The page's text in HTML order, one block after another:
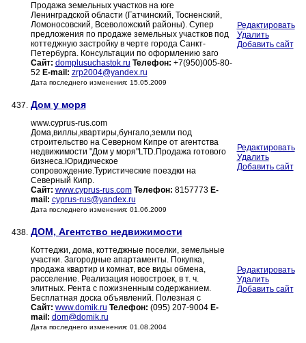
Продажа земельных участков на юге
Ленинградской области (Гатчинский, Тосненский,
Ломоносовский, Всеволожский районы). Супер
предложения по продаже земельных участков под
коттеджную застройку в черте города Санкт-
Петербурга. Консультации по оформлению заго
Сайт: domplusuchastok.ru Телефон: +7(950)005-80-
52 E-mail: zrp2004@yandex.ru
Дата последнего изменения: 15.05.2009
Редактировать
Удалить
Добавить сайт
437. Дом у моря
www.cyprus-rus.com
Дома,виллы,квартиры,бунгало,земли под
строительство на Северном Кипре от агентства
недвижимости "Дом у моря"LTD.Продажа готового
бизнеса.Юридическое
сопровождение.Туристические поездки на
Северный Кипр.
Сайт: www.cyprus-rus.com Телефон: 8157773 E-
mail: cyprus-rus@yandex.ru
Дата последнего изменения: 01.06.2009
Редактировать
Удалить
Добавить сайт
438. ДОМ, Агентство недвижимости
Коттеджи, дома, коттеджные поселки, земельные
участки. Загородные апартаменты. Покупка,
продажа квартир и комнат, все виды обмена,
расселение. Реализация новостроек, в т. ч.
элитных. Рента с пожизненным содержанием.
Бесплатная доска объявлений. Полезная с
Сайт: www.domik.ru Телефон: (095) 207-9004 E-
mail: dom@domik.ru
Дата последнего изменения: 01.08.2004
Редактировать
Удалить
Добавить сайт